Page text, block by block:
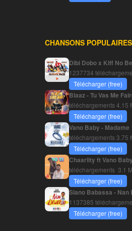
CHANSONS POPULAIRES
Dibi Dobo x Kiff No
1237734
Télécharger (free)
Blaaz - Tu Vas Me
téléchargements4.15
Télécharger (free)
Vano Baby - Madame
téléchargements3.75
Télécharger (free)
Chaarlity ft Vano
téléchargements 3.1
Télécharger (free)
Siano Babassa - Nan
1137385
Télécharger (free)